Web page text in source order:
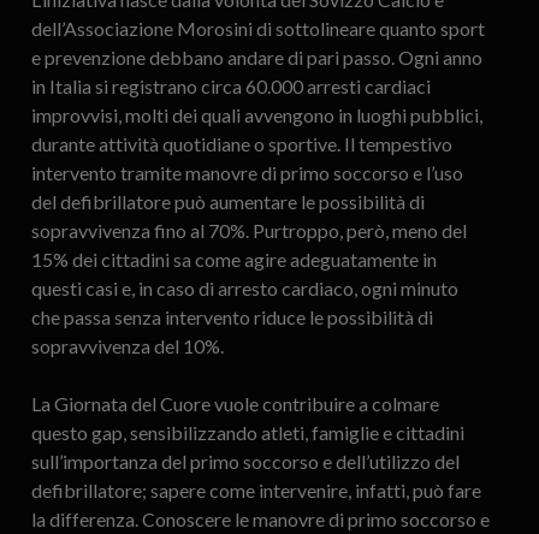
dell’Associazione Morosini di sottolineare quanto sport
e prevenzione debbano andare di pari passo. Ogni anno
in Italia si registrano circa 60.000 arresti cardiaci
improvvisi, molti dei quali avvengono in luoghi pubblici,
durante attività quotidiane o sportive. Il tempestivo
intervento tramite manovre di primo soccorso e l’uso
del defibrillatore può aumentare le possibilità di
sopravvivenza fino al 70%. Purtroppo, però, meno del
15% dei cittadini sa come agire adeguatamente in
questi casi e, in caso di arresto cardiaco, ogni minuto
che passa senza intervento riduce le possibilità di
sopravvivenza del 10%.
La Giornata del Cuore vuole contribuire a colmare
questo gap, sensibilizzando atleti, famiglie e cittadini
sull’importanza del primo soccorso e dell’utilizzo del
defibrillatore; sapere come intervenire, infatti, può fare
la differenza. Conoscere le manovre di primo soccorso e